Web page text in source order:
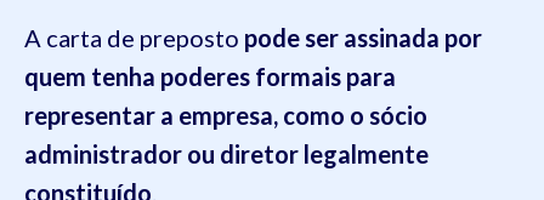
A carta de preposto pode ser assinada por
quem tenha poderes formais para
representar a empresa, como o sócio
administrador ou diretor legalmente
constituído